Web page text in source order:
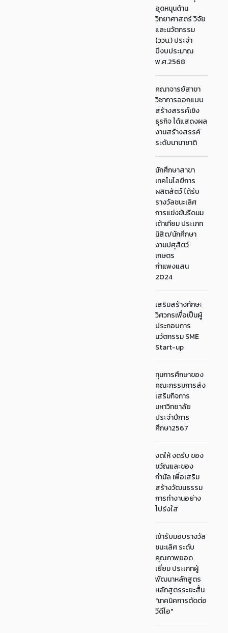
อุดหนุนด้าน
วิทยาศาสตร์ วิจัย
และนวัตกรรม
(ววน.) ประจำ
ปีงบประมาณ
พ.ศ.2568
คณาจารย์สาขา
วิชาการออกแบบ
สร้างสรรค์เชิง
ธุรกิจ ได้แสดงผล
งานสร้างสรรค์
ระดับนานาชาติ
นักศึกษาสาขา
เทคโนโลยีการ
ผลิตสัตว์ ได้รับ
รางวัลชนะเลิศ
การแข่งขันรีดนม
เต้าเทียม ประเภท
นิสิต/นักศึกษา
งานปศุสัตว์
เกษตร
กำแพงแสน
2024
เสริมสร้างทักษะ
วิศวกรเพื่อเป็นผู้
ประกอบการ
นวัตกรรม SME
Start-up
ทุนการศึกษาของ
คณะกรรมการส่ง
เสริมกิจการ
มหาวิทยาลัย
ประจำปีการ
ศึกษา2567
งดให้ งดรับ ของ
ขวัญและของ
กำนัล เพื่อเสริม
สร้างวัฒนธรรม
การทำงานอย่าง
โปร่งใส
เข้ารับมอบรางวัล
ชนะเลิศ ระดับ
คุณภาพยอด
เยี่ยม ประเภทผู้
พัฒนาหลักสูตร
หลักสูตรระยะสั้น
"เทคนิคการตัดต่อ
วีดีโอ"